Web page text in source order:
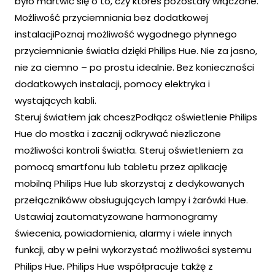
Możliwość przyciemniania bez dodatkowej
instalacjiPoznaj możliwość wygodnego płynnego
przyciemnianie światła dzięki Philips Hue. Nie za jasno,
nie za ciemno – po prostu idealnie. Bez konieczności
dodatkowych instalacji, pomocy elektryka i
wystających kabli.
Steruj światłem jak chceszPodłącz oświetlenie Philips
Hue do mostka i zacznij odkrywać niezliczone
możliwości kontroli światła. Steruj oświetleniem za
pomocą smartfonu lub tabletu przez aplikację
mobilną Philips Hue lub skorzystaj z dedykowanych
przełącznikóww obsługujących lampy i żarówki Hue.
Ustawiaj zautomatyzowane harmonogramy
świecenia, powiadomienia, alarmy i wiele innych
funkcji, aby w pełni wykorzystać możliwości systemu
Philips Hue. Philips Hue współpracuje takżę z